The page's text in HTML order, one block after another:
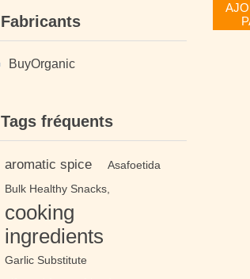
Fabricants
BuyOrganic
Tags fréquents
aromatic spice
Asafoetida
Bulk Healthy Snacks,
cooking
ingredients
Garlic Substitute